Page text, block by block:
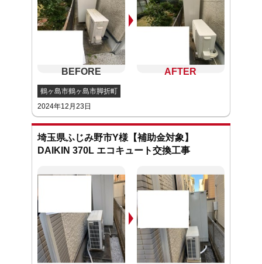
鶴ヶ島市鶴ヶ島市脚折町
2024年12月23日
埼玉県ふじみ野市Y様【補助金対象】
DAIKIN 370L エコキュート交換工事